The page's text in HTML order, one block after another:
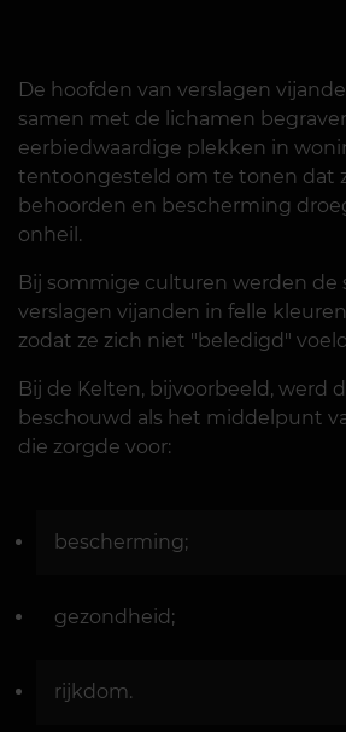
De hoofden van verslagen
samen met de lichamen
eerbiedwaardige plekken in
tentoongesteld om te tonen dat
behoorden en bescherming
onheil.
Bij sommige culturen werden de
verslagen vijanden in felle
zodat ze zich niet "beledigd"
Bij de Kelten, bijvoorbeeld, werd
beschouwd als het middelpunt
die zorgde voor:
bescherming;
gezondheid;
rijkdom.